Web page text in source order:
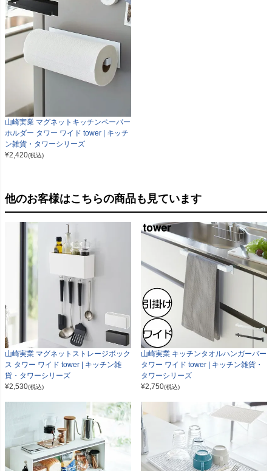
山崎実業 マグネットキッチンペーパー
ホルダー タワー ワイド tower | キッチ
ン雑貨・タワーシリーズ
¥2,420(税込)
他のお客様はこちらの商品も見ています
山崎実業 マグネットストレージボック
ス タワー ワイド tower | キッチン雑
貨・タワーシリーズ
¥2,530(税込)
山崎実業 キッチンタオルハンガーバー
タワー ワイド tower | キッチン雑貨・
タワーシリーズ
¥2,750(税込)